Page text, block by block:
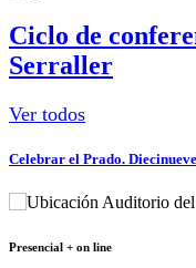
Ciclo de
Serraller
Ver todos
Celebrar el Prado.
Auditorio
Presencial + on line